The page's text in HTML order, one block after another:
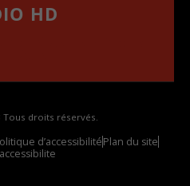
HD
Tous droits réservés.
d’accessibilitéPlan du site